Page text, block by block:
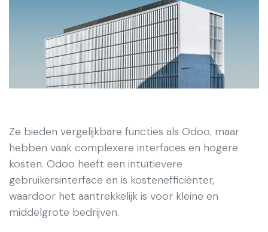
Ze bieden vergelijkbare functies als Odoo, maar
hebben vaak complexere interfaces en hogere
kosten. Odoo heeft een intuïtievere
gebruikersinterface en is kostenefficiënter,
waardoor het aantrekkelijk is voor kleine en
middelgrote bedrijven.